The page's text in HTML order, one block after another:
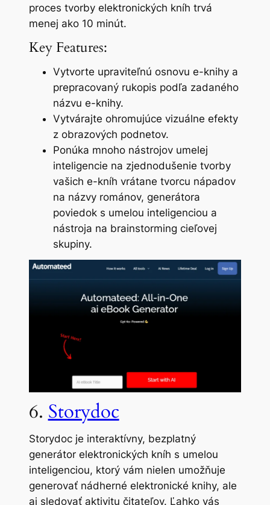
proces tvorby elektronických kníh trvá
menej ako 10 minút.
Key Features:
Vytvorte upraviteľnú osnovu e-knihy a
prepracovaný rukopis podľa zadaného
názvu e-knihy.
Vytvárajte ohromujúce vizuálne efekty
z obrazových podnetov.
Ponúka mnoho nástrojov umelej
inteligencie na zjednodušenie tvorby
vašich e-kníh vrátane tvorcu nápadov
na názvy románov, generátora
poviedok s umelou inteligenciou a
nástroja na brainstorming cieľovej
skupiny.
6. Storydoc
Storydoc je interaktívny, bezplatný
generátor elektronických kníh s umelou
inteligenciou, ktorý vám nielen umožňuje
generovať nádherné elektronické knihy, ale
aj sledovať aktivitu čitateľov. Ľahko vás